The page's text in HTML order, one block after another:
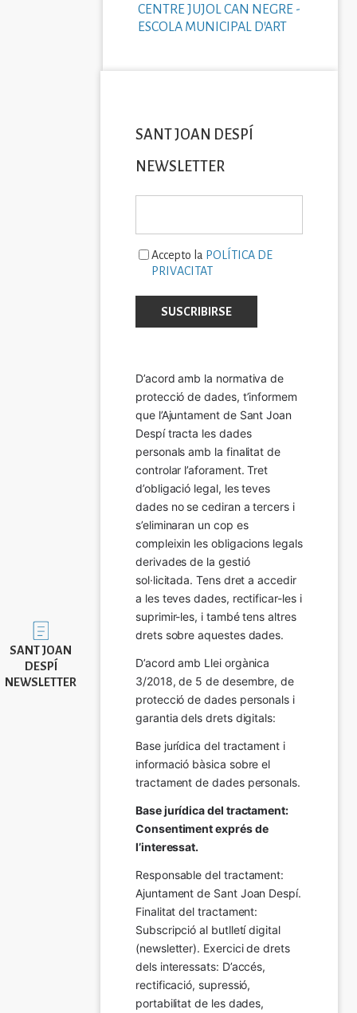
CENTRE JUJOL CAN NEGRE -
ESCOLA MUNICIPAL D'ART
Imatge
SANT JOAN
DESPÍ
NEWSLETTER
SANT JOAN DESPÍ
NEWSLETTER
Accepto la POLÍTICA DE
PRIVACITAT
D’acord amb la normativa de
protecció de dades, t’informem
que l’Ajuntament de Sant Joan
Despí tracta les dades
personals amb la finalitat de
controlar l’aforament. Tret
d’obligació legal, les teves
dades no se cediran a tercers i
s’eliminaran un cop es
compleixin les obligacions legals
derivades de la gestió
sol·licitada. Tens dret a accedir
a les teves dades, rectificar-les i
suprimir-les, i també tens altres
drets sobre aquestes dades.
D’acord amb Llei orgànica
3/2018, de 5 de desembre, de
protecció de dades personals i
garantia dels drets digitals:
Base jurídica del tractament i
informació bàsica sobre el
tractament de dades personals.
Base jurídica del tractament:
Consentiment exprés de
l’interessat.
Responsable del tractament:
Ajuntament de Sant Joan Despí.
Finalitat del tractament:
Subscripció al butlletí digital
(newsletter). Exercici de drets
dels interessats: D’accés,
rectificació, supressió,
portabilitat de les dades,